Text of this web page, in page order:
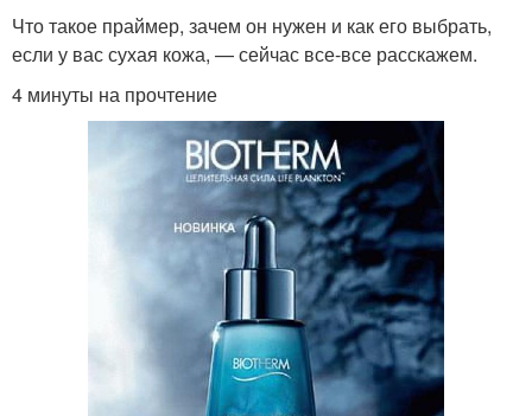
Что такое праймер, зачем он нужен и как его выбрать,
если у вас сухая кожа, — сейчас все-все расскажем.
4 минуты на прочтение